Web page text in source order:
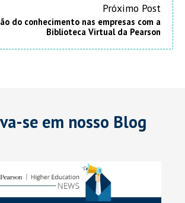
Próximo Post
do conhecimento nas empresas com a
Biblioteca Virtual da Pearson
se em nosso Blog